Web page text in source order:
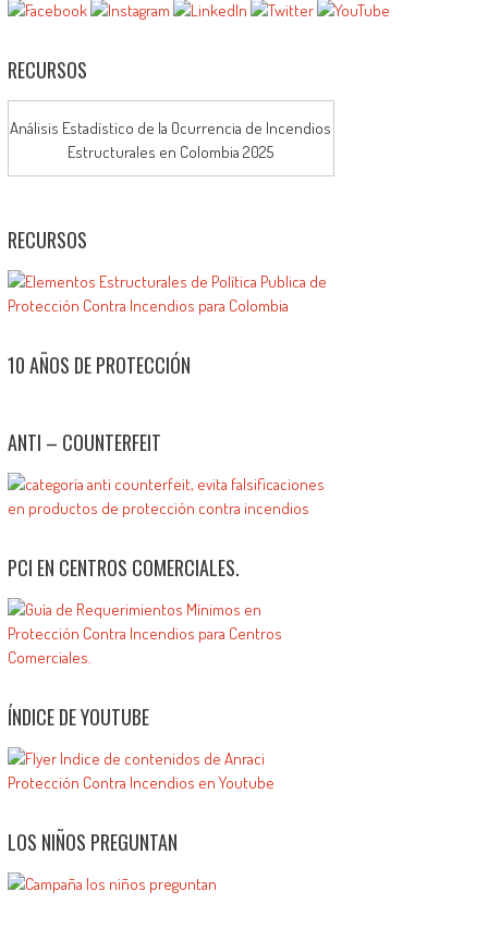
RECURSOS
Análisis Estadístico de la Ocurrencia de Incendios
Estructurales en Colombia 2025
RECURSOS
10 AÑOS DE PROTECCIÓN
ANTI – COUNTERFEIT
PCI EN CENTROS COMERCIALES.
ÍNDICE DE YOUTUBE
LOS NIÑOS PREGUNTAN